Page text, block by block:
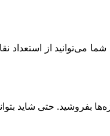
از استعداد
بفروشید. حتی شاید